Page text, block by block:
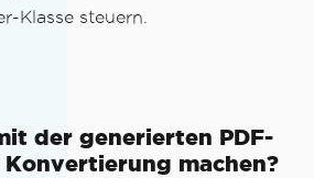
Klasse steuern.
der generierten PDF-
machen?